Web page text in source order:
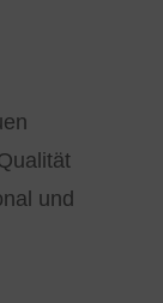
und